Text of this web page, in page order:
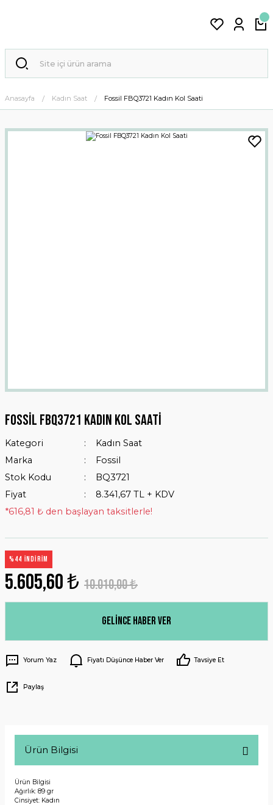
Anasayfa Kadın Saat Fossil FBQ3721 Kadın Kol Saati
Fossil FBQ3721 Kadın Kol Saati
Kategori
Kadın Saat
Marka
Fossil
Stok Kodu
BQ3721
Fiyat
8.341,67 TL + KDV
*616,81 ₺ den başlayan taksitlerle!
%44 İNDİRİM
5.605,60 ₺ 10.010,00 ₺
Gelince Haber Ver
Yorum Yaz Fiyatı Düşünce Haber Ver Tavsiye Et
Paylaş
Ürün Bilgisi
Ürün Bilgisi
Ağırlık: 89 gr
Cinsiyet: Kadın